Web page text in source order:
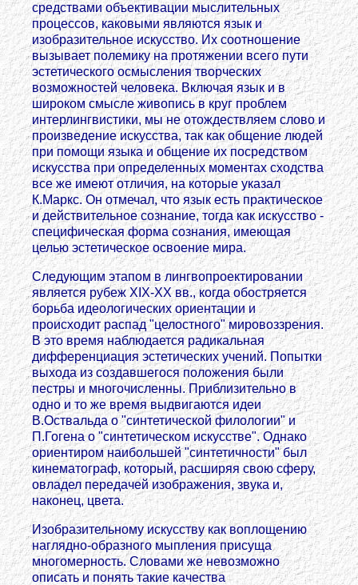
средствами объективации мыслительных
процессов, каковыми являются язык и
изобразительное искусство. Их соотношение
вызывает полемику на протяжении всего пути
эстетического осмысления творческих
возможностей человека. Включая язык и в
широком смысле живопись в круг проблем
интерлингвистики, мы не отождествляем слово и
произведение искусства, так как общение людей
при помощи языка и общение их посредством
искусства при определенных моментах сходства
все же имеют отличия, на которые указал
К.Маркс. Он отмечал, что язык есть практическое
и действительное сознание, тогда как искусство -
специфическая форма сознания, имеющая
целью эстетическое освоение мира.
Следующим этапом в лингвопроектировании
является рубеж XIX-XX вв., когда обостряется
борьба идеологических ориентации и
происходит распад "целостного" мировоззрения.
В это время наблюдается радикальная
дифференциация эстетических учений. Попытки
выхода из создавшегося положения были
пестры и многочисленны. Приблизительно в
одно и то же время выдвигаются идеи
В.Оствальда о "синтетической филологии" и
П.Гогена о "синтетическом искусстве". Однако
ориентиром наибольшей "синтетичности" был
кинематограф, который, расширяя свою сферу,
овладел передачей изображения, звука и,
наконец, цвета.
Изобразительному искусству как воплощению
наглядно-образного мыпления присуща
многомерность. Словами же невозможно
описать и понять такие качества